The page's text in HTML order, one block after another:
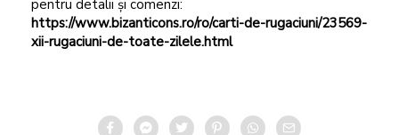
pentru detalii și comenzi:
https://www.bizanticons.ro/ro/carti-de-rugaciuni/23569-
xii-rugaciuni-de-toate-zilele.html